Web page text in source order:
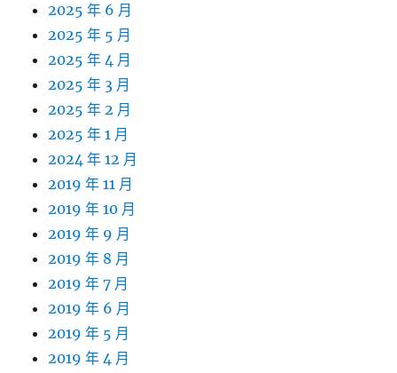
2025 年 6 月
2025 年 5 月
2025 年 4 月
2025 年 3 月
2025 年 2 月
2025 年 1 月
2024 年 12 月
2019 年 11 月
2019 年 10 月
2019 年 9 月
2019 年 8 月
2019 年 7 月
2019 年 6 月
2019 年 5 月
2019 年 4 月